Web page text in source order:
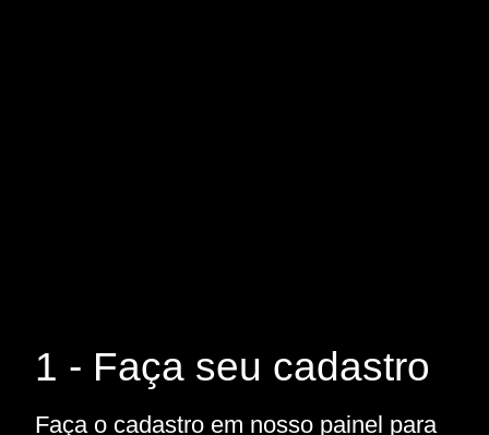
1 - Faça seu cadastro
Faça o cadastro em nosso painel para